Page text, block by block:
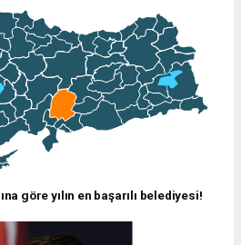
göre yılın en başarılı belediyesi!